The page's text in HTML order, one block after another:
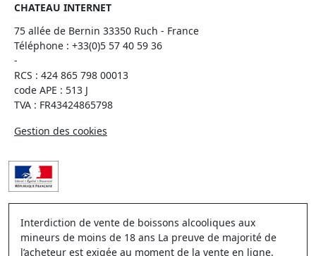
CHATEAU INTERNET
75 allée de Bernin 33350 Ruch - France
Téléphone : +33(0)5 57 40 59 36
-
RCS : 424 865 798 00013
code APE : 513 J
TVA : FR43424865798
Gestion des cookies
Interdiction de vente de boissons alcooliques aux
mineurs de moins de 18 ans La preuve de majorité de
l’acheteur est exigée au moment de la vente en ligne.